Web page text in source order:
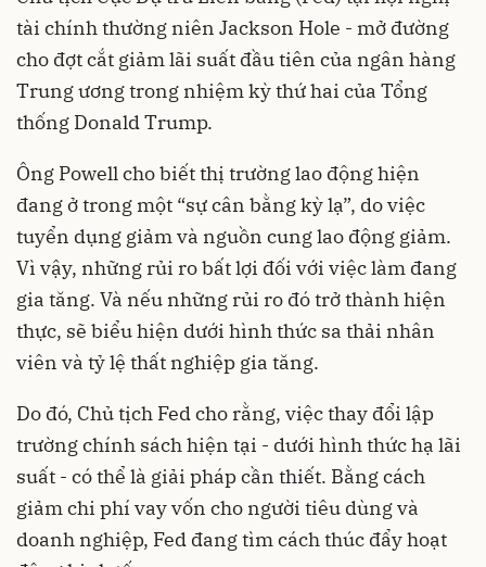
tài chính thường niên Jackson Hole - mở đường
cho đợt cắt giảm lãi suất đầu tiên của ngân hàng
Trung ương trong nhiệm kỳ thứ hai của Tổng
thống Donald Trump.
Ông Powell cho biết thị trường lao động hiện
đang ở trong một “sự cân bằng kỳ lạ”, do việc
tuyển dụng giảm và nguồn cung lao động giảm.
Vì vậy, những rủi ro bất lợi đối với việc làm đang
gia tăng. Và nếu những rủi ro đó trở thành hiện
thực, sẽ biểu hiện dưới hình thức sa thải nhân
viên và tỷ lệ thất nghiệp gia tăng.
Do đó, Chủ tịch Fed cho rằng, việc thay đổi lập
trường chính sách hiện tại - dưới hình thức hạ lãi
suất - có thể là giải pháp cần thiết. Bằng cách
giảm chi phí vay vốn cho người tiêu dùng và
doanh nghiệp, Fed đang tìm cách thúc đẩy hoạt